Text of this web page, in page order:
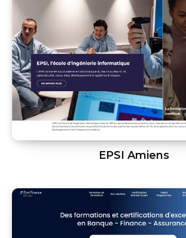
EPSI Amiens